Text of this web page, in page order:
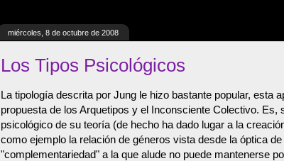
miércoles, 8 de octubre de 2008
Los Tipos Psicológicos
La tipología descrita por Jung le hizo bastante popular, esta
propuesta de los Arquetipos y el Inconsciente Colectivo.
psicológico de su teoría (de hecho ha dado lugar a la
como ejemplo la relación de géneros vista desde la óptica
"complementariedad" a la que alude no puede mantenerse